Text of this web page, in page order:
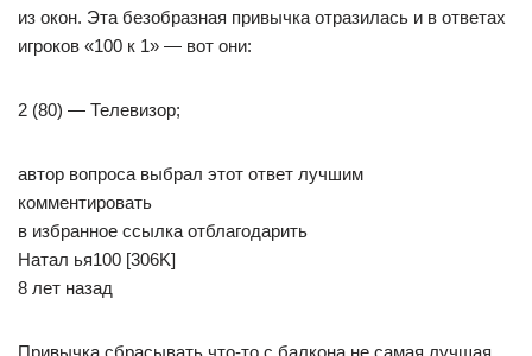
из окон. Эта безобразная привычка отразилась и в ответах
игроков «100 к 1» — вот они:
2 (80) — Телевизор;
автор вопроса выбрал этот ответ лучшим
комментировать
в избранное ссылка отблагодарить
Натал­ ья100 [306K]
8 лет назад
Привычка сбрасывать что-то с балкона не самая лучшая.